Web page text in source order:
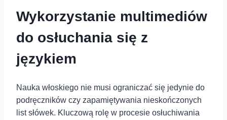
Wykorzystanie multimediów
do osłuchania się z
językiem
Nauka włoskiego nie musi ograniczać się jedynie do
podręczników czy zapamiętywania nieskończonych
list słówek. Kluczową rolę w procesie osłuchiwania